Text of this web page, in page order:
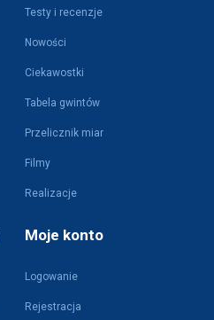
Testy i recenzje
Nowości
Ciekawostki
Tabela gwintów
Przelicznik miar
Filmy
Realizacje
Moje konto
Logowanie
Rejestracja